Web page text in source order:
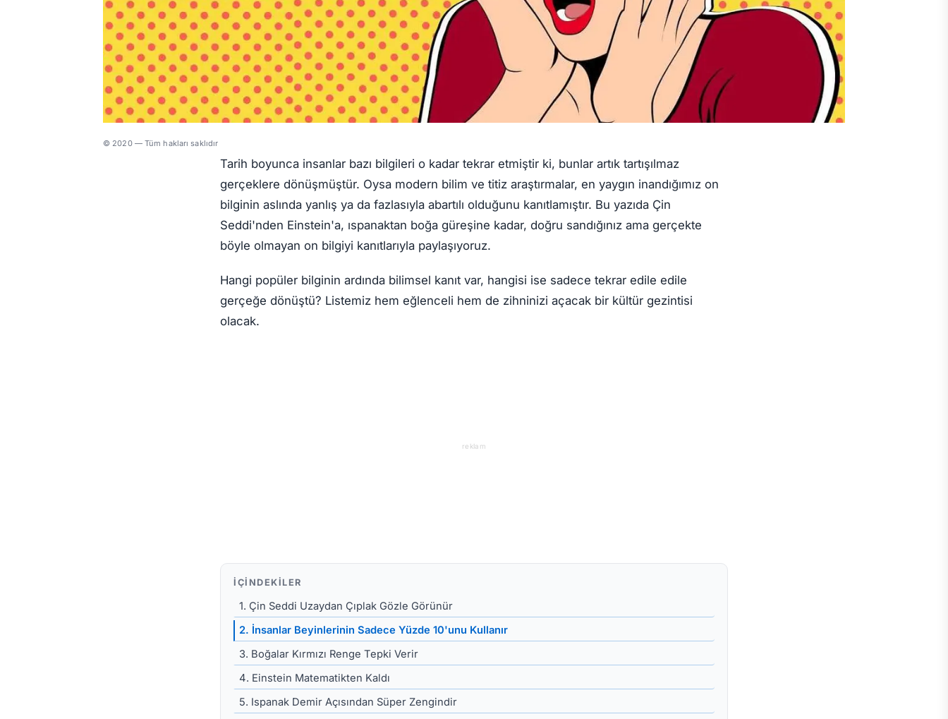
© 2020 — Tüm hakları saklıdır
Tarih boyunca insanlar bazı bilgileri o kadar tekrar etmiştir ki, bunlar artık tartışılmaz
gerçeklere dönüşmüştür. Oysa modern bilim ve titiz araştırmalar, en yaygın inandığımız on
bilginin aslında yanlış ya da fazlasıyla abartılı olduğunu kanıtlamıştır. Bu yazıda Çin
Seddi'nden Einstein'a, ıspanaktan boğa güreşine kadar, doğru sandığınız ama gerçekte
böyle olmayan on bilgiyi kanıtlarıyla paylaşıyoruz.
Hangi popüler bilginin ardında bilimsel kanıt var, hangisi ise sadece tekrar edile edile
gerçeğe dönüştü? Listemiz hem eğlenceli hem de zihninizi açacak bir kültür gezintisi
olacak.
reklam
İÇINDEKILER
1. Çin Seddi Uzaydan Çıplak Gözle Görünür
2. İnsanlar Beyinlerinin Sadece Yüzde 10'unu Kullanır
3. Boğalar Kırmızı Renge Tepki Verir
4. Einstein Matematikten Kaldı
5. Ispanak Demir Açısından Süper Zengindir